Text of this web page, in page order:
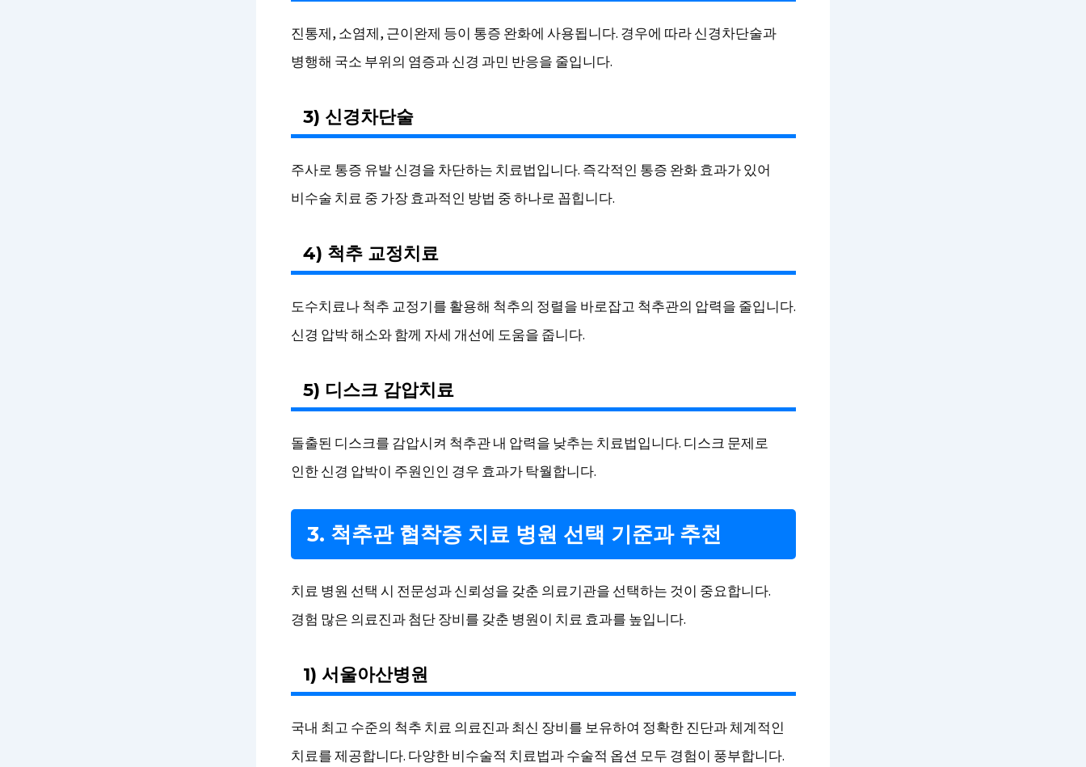
진통제, 소염제, 근이완제 등이 통증 완화에 사용됩니다. 경우에 따라 신경차단술과
병행해 국소 부위의 염증과 신경 과민 반응을 줄입니다.
3) 신경차단술
주사로 통증 유발 신경을 차단하는 치료법입니다. 즉각적인 통증 완화 효과가 있어
비수술 치료 중 가장 효과적인 방법 중 하나로 꼽힙니다.
4) 척추 교정치료
도수치료나 척추 교정기를 활용해 척추의 정렬을 바로잡고 척추관의 압력을 줄입니다.
신경 압박 해소와 함께 자세 개선에 도움을 줍니다.
5) 디스크 감압치료
돌출된 디스크를 감압시켜 척추관 내 압력을 낮추는 치료법입니다. 디스크 문제로
인한 신경 압박이 주원인인 경우 효과가 탁월합니다.
3. 척추관 협착증 치료 병원 선택 기준과 추천
치료 병원 선택 시 전문성과 신뢰성을 갖춘 의료기관을 선택하는 것이 중요합니다.
경험 많은 의료진과 첨단 장비를 갖춘 병원이 치료 효과를 높입니다.
1) 서울아산병원
국내 최고 수준의 척추 치료 의료진과 최신 장비를 보유하여 정확한 진단과 체계적인
치료를 제공합니다. 다양한 비수술적 치료법과 수술적 옵션 모두 경험이 풍부합니다.